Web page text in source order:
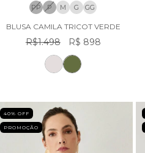
PP P M G GG
BLUSA CAMILA TRICOT VERDE
R$1.498 R$ 898
40% OFF
PROMOÇÃO